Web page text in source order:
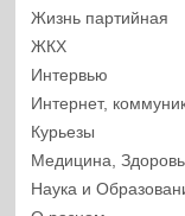
Жизнь партийная
ЖКХ
Интервью
Интернет,
Курьезы
Медицина,
Наука и